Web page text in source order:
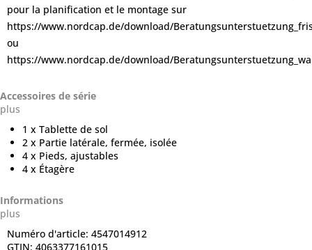
pour la planification et le montage sur
https://www.nordcap.de/download/
ou
https://www.nordcap.de/download/
Accessoires de série
plus
1 x Tablette de sol
2 x Partie latérale, fermée, isolée
4 x Pieds, ajustables
4 x Étagère
Informations
plus
Numéro d'article: 4547014912
GTIN: 4063377161015